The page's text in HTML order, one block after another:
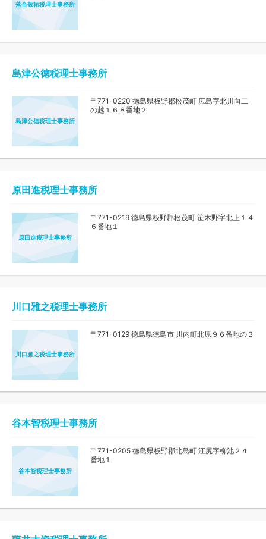
落合敬祐税理士事務所
島津公徳税理士事務所
島津公徳税理士事務所
〒771-0220 徳島県板野郡松茂町 広島字北川向二
の越１６８番地２
原田進税理士事務所
原田進税理士事務所
〒771-0219 徳島県板野郡松茂町 笹木野字北上１４
６番地１
川口雅之税理士事務所
川口雅之税理士事務所
〒771-0129 徳島県徳島市 川内町北原９６番地の３
谷本智税理士事務所
谷本智税理士事務所
〒771-0205 徳島県板野郡北島町 江尻字柳池２４
番地１